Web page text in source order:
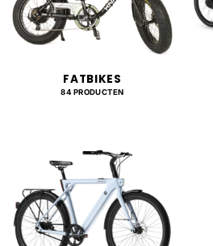
FATBIKES
84 PRODUCTEN